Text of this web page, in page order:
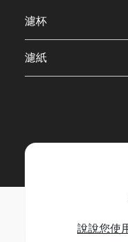
濾杯
濾紙
說說您使